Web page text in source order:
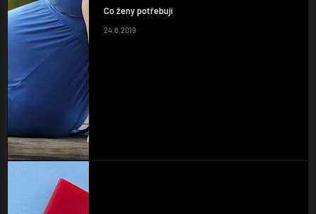
Co ženy potřebují
24.8.2019